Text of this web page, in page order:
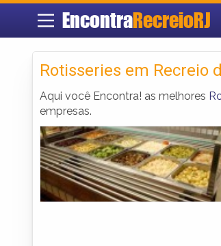
EncontraRecreioRJ
Rotisseries em Recreio
Aqui você Encontra! as melhores
empresas.